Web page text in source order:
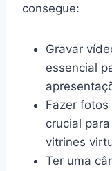
consegue:
Gravar
essencial
Fazer
crucial
vitrines
Ter uma